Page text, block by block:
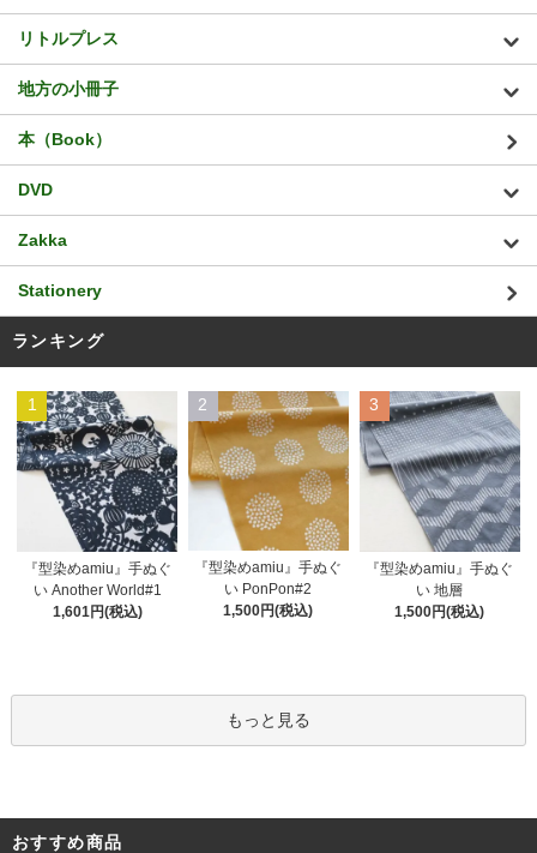
リトルプレス
地方の小冊子
本（Book）
DVD
Zakka
Stationery
ランキング
1
『型染めamiu』手ぬぐ
い Another World#1
1,601円(税込)
2
『型染めamiu』手ぬぐ
い PonPon#2
1,500円(税込)
3
『型染めamiu』手ぬぐ
い 地層
1,500円(税込)
もっと見る
おすすめ商品